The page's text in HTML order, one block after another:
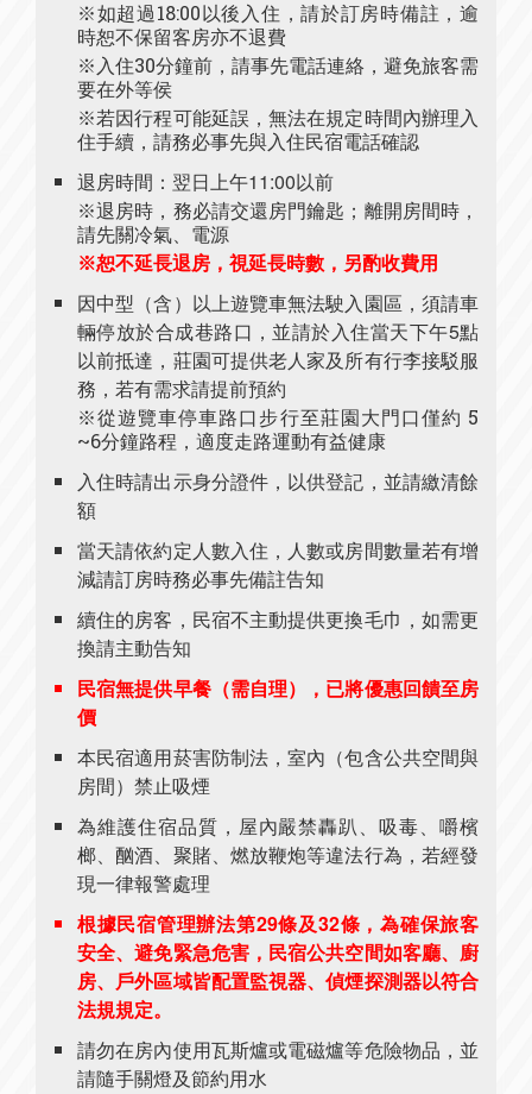
※如超過18:00以後入住，請於訂房時備註，逾
時恕不保留客房亦不退費
※入住30分鐘前，請事先電話連絡，避免旅客需
要在外等侯
※若因行程可能延誤，無法在規定時間內辦理入
住手續，請務必事先與入住民宿電話確認
退房時間：翌日上午11:00以前
※退房時，務必請交還房門鑰匙；離開房間時，
請先關冷氣、電源
※恕不延長退房，視延長時數，另酌收費用
因中型（含）以上遊覽車無法駛入園區，須請車
輛停放於合成巷路口，並請於入住當天下午5點
以前抵達，莊園可提供老人家及所有行李接駁服
務，若有需求請提前預約
※從遊覽車停車路口步行至莊園大門口僅約 5
~6分鐘路程，適度走路運動有益健康
入住時請出示身分證件，以供登記，並請繳清餘
額
當天請依約定人數入住，人數或房間數量若有增
減請訂房時務必事先備註告知
續住的房客，民宿不主動提供更換毛巾，如需更
換請主動告知
民宿無提供早餐（需自理），已將優惠回饋至房
價
本民宿適用菸害防制法，室內（包含公共空間與
房間）禁止吸煙
為維護住宿品質，屋內嚴禁轟趴、吸毒、嚼檳
榔、酗酒、聚賭、燃放鞭炮等違法行為，若經發
現一律報警處理
根據民宿管理辦法第29條及32條，為確保旅客
安全、避免緊急危害，民宿公共空間如客廳、廚
房、戶外區域皆配置監視器、偵煙探測器以符合
法規規定。
請勿在房內使用瓦斯爐或電磁爐等危險物品，並
請隨手關燈及節約用水